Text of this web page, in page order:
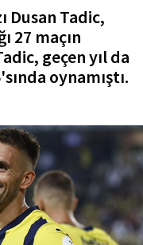
Dusan Tadic,
27 maçın
geçen yıl da
oynamıştı.